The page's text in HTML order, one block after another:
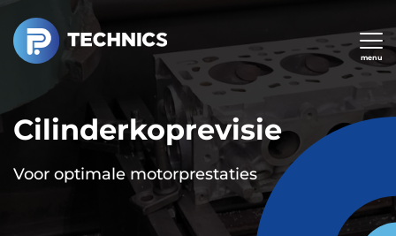
en
naar
inhoud
gaan
menu
Cilinderkoprevisie
Voor optimale motorprestaties